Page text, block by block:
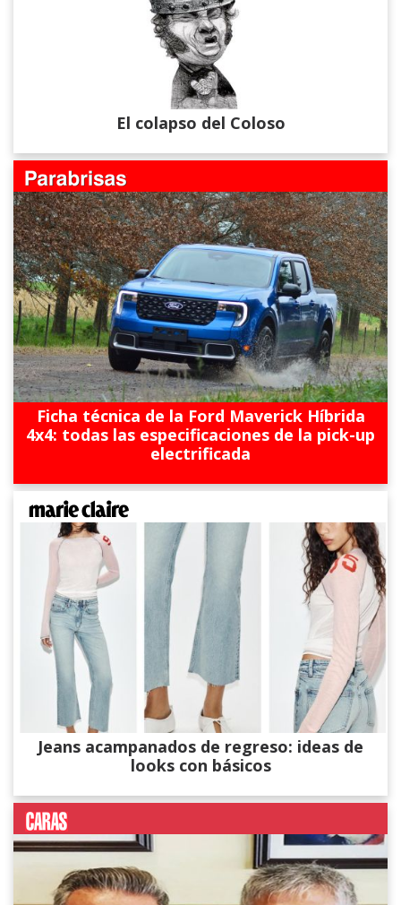
El colapso del Coloso
Ficha técnica de la Ford Maverick Híbrida
4x4: todas las especificaciones de la pick-up
electrificada
Jeans acampanados de regreso: ideas de
looks con básicos